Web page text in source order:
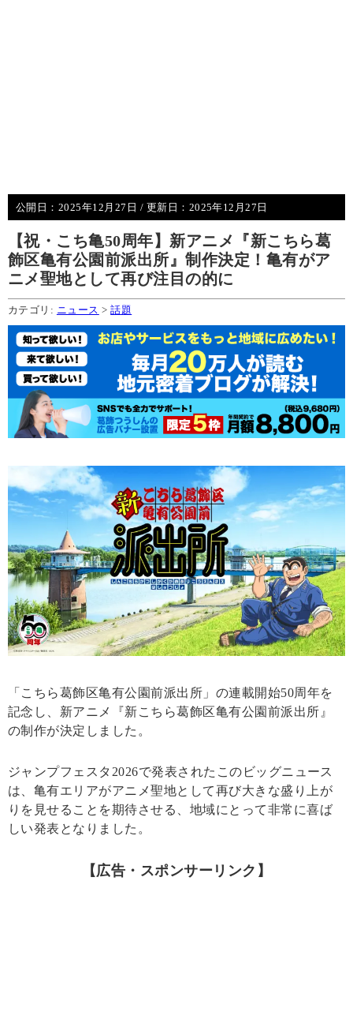
公開日： 2025年12月27日 / 更新日： 2025年12月27日
【祝・こち亀50周年】新アニメ『新こちら葛
飾区亀有公園前派出所』制作決定！亀有がア
ニメ聖地として再び注目の的に
カテゴリ: ニュース >話題
「こちら葛飾区亀有公園前派出所」の連載開始50周年を
記念し、新アニメ『新こちら葛飾区亀有公園前派出所』
の制作が決定しました。
ジャンプフェスタ2026で発表されたこのビッグニュース
は、亀有エリアがアニメ聖地として再び大きな盛り上が
りを見せることを期待させる、地域にとって非常に喜ば
しい発表となりました。
【広告・スポンサーリンク】